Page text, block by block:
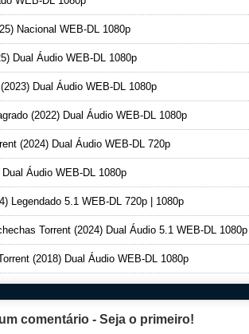
Nacional WEB-DL 1080p
Dual Áudio WEB-DL 1080p
Dual Áudio WEB-DL 1080p
(2022) Dual Áudio WEB-DL 1080p
(2024) Dual Áudio WEB-DL 720p
Áudio WEB-DL 1080p
Legendado 5.1 WEB-DL 720p | 1080p
Torrent (2024) Dual Áudio 5.1 WEB-DL 1080p
(2018) Dual Áudio WEB-DL 1080p
comentário - Seja o primeiro!